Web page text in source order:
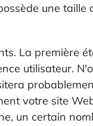
une taille
La première
utilisateur.
votre site
un certain